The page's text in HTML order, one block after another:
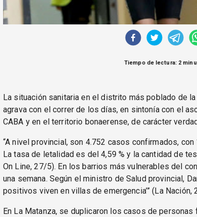
Tiempo de lectura: 2
La situación sanitaria en el distrito más poblado de
agrava con el correr de los días, en sintonía con el
CABA y en el territorio bonaerense, de carácter
“A nivel provincial, son 4.752 casos confirmados,
La tasa de letalidad es del 4,59 % y la cantidad de
On Line, 27/5). En los barrios más vulnerables del
una semana. Según el ministro de Salud provincial,
positivos viven en villas de emergencia’” (La Nación,
En La Matanza, se duplicaron los casos de